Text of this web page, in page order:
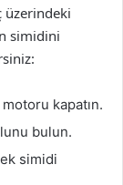
üzerindeki
simidini
kapatın.
bulun.
simidi